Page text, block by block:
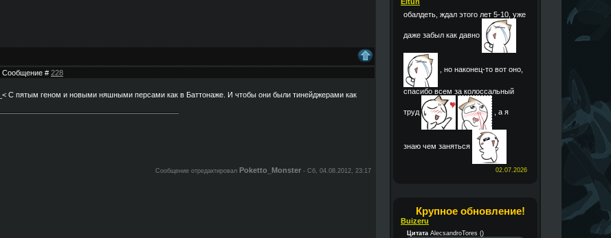
обалдеть, ждал этого лет 5-10, уже
даже забыл как давно
, но наконец-то вот оно,
спасибо всем за колоссальный
труд , а я
знаю чем заняться
02.07.2026
Крупное обновление!
Buizeru
Цитата AlecsandroTores ()
Сообщение # 228
С пятым геном и новыми няшными персами как в Баттонаже. И чтобы они были тинейджерами как
Сообщение отредактировал Poketto_Monster - Сб, 04.08.2012, 23:17